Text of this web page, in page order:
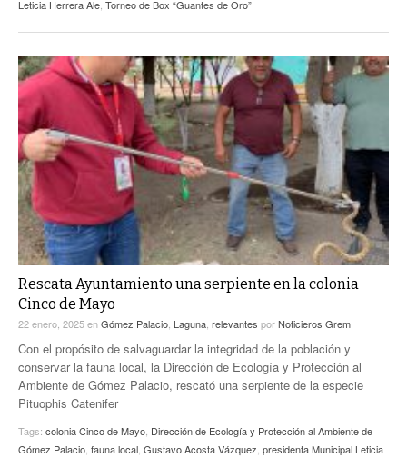
Leticia Herrera Ale Torneo de Box “Guantes de Oro”
Rescata Ayuntamiento una serpiente en la colonia
Cinco de Mayo
22 enero, 2025enGómez Palacio, Laguna, relevantes porNoticieros Grem
Con el propósito de salvaguardar la integridad de la población y
conservar la fauna local, la Dirección de Ecología y Protección al
Ambiente de Gómez Palacio, rescató una serpiente de la especie
Pituophis Catenifer
Tags: colonia Cinco de Mayo, Dirección de Ecología y Protección al Ambiente de
Gómez Palacio, fauna local, Gustavo Acosta Vázquez, presidenta Municipal Leticia